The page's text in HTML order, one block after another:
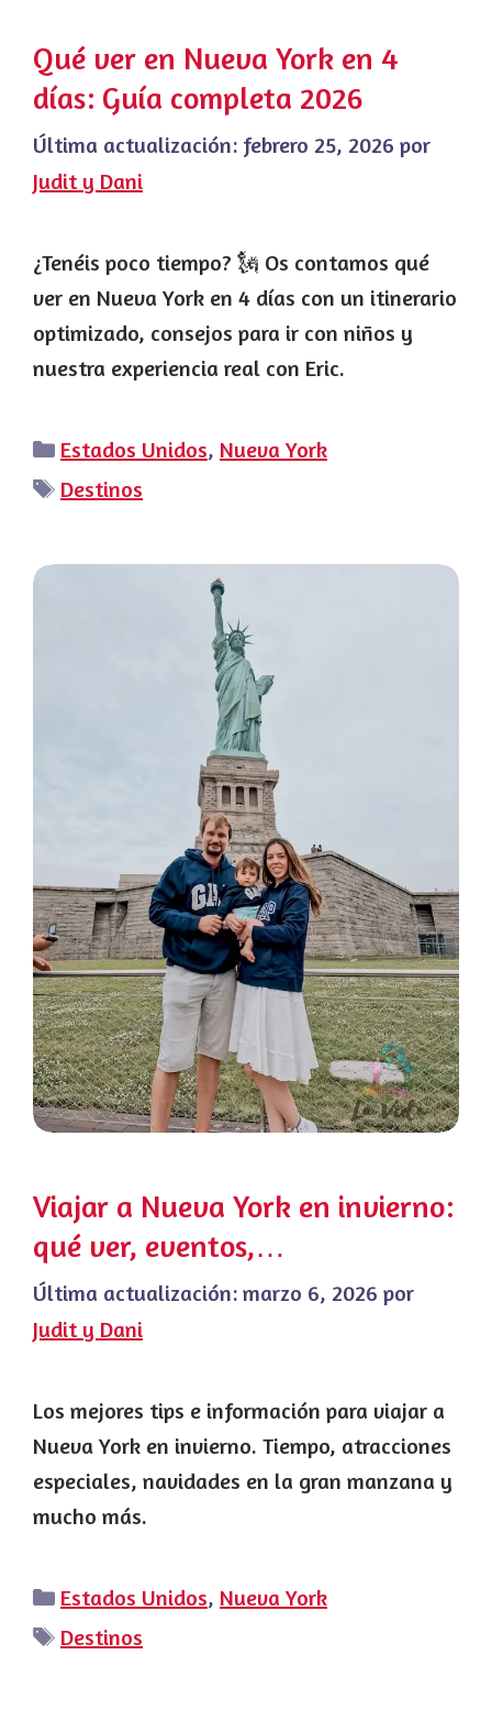
Qué ver en Nueva York en 4
días: Guía completa 2026
Última actualización: febrero 25, 2026 por
Judit y Dani
¿Tenéis poco tiempo? 🗽 Os contamos qué
ver en Nueva York en 4 días con un itinerario
optimizado, consejos para ir con niños y
nuestra experiencia real con Eric.
Categorías
Estados Unidos, Nueva York
Etiquetas
Destinos
Viajar a Nueva York en invierno:
qué ver, eventos,…
Última actualización: marzo 6, 2026 por
Judit y Dani
Los mejores tips e información para viajar a
Nueva York en invierno. Tiempo, atracciones
especiales, navidades en la gran manzana y
mucho más.
Categorías
Estados Unidos, Nueva York
Etiquetas
Destinos